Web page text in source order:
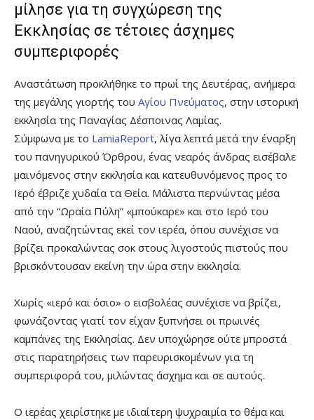
μίλησε για τη συγχώρεση της
Εκκλησίας σε τέτοιες άσχημες
συμπεριφορές
Αναστάτωση προκλήθηκε το πρωί της Δευτέρας, ανήμερα
της μεγάλης γιορτής του Αγίου Πνεύματος, στην ιστορική
εκκλησία της Παναγίας Δέσποινας Λαμίας.
Σύμφωνα με το LamiaReport, λίγα λεπτά μετά την έναρξη
του πανηγυρικού Όρθρου, ένας νεαρός άνδρας εισέβαλε
μαινόμενος στην εκκλησία και κατευθυνόμενος προς το
Ιερό έβριζε χυδαία τα Θεία. Μάλιστα περνώντας μέσα
από την “Ωραία Πύλη” «μπούκαρε» και στο Ιερό του
Ναού, αναζητώντας εκεί τον ιερέα, όπου συνέχισε να
βρίζει προκαλώντας σοκ στους λιγοστούς πιστούς που
βρισκόντουσαν εκείνη την ώρα στην εκκλησία.
Χωρίς «ιερό και όσιο» ο εισβολέας συνέχισε να βρίζει,
φωνάζοντας γιατί τον είχαν ξυπνήσει οι πρωινές
καμπάνες της Εκκλησίας. Δεν υποχώρησε ούτε μπροστά
στις παρατηρήσεις των παρευρισκομένων για τη
συμπεριφορά του, μιλώντας άσχημα και σε αυτούς.
Ο ιερέας χειρίστηκε με ιδιαίτερη ψυχραιμία το θέμα και